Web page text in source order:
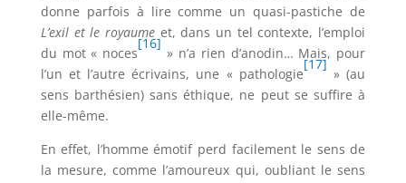
donne parfois à lire comme un quasi-pastiche de
L’exil et le royaumeet, dans un tel contexte, l’emploi
du mot « noces
[16]
» n’a rien d’anodin… Mais, pour
l’un et l’autre écrivains, une « pathologie
[17]
» (au
sens barthésien) sans éthique, ne peut se suffire à
elle-même.
En effet, l’homme émotif perd facilement le sens de
la mesure, comme l’amoureux qui, oubliant le sens